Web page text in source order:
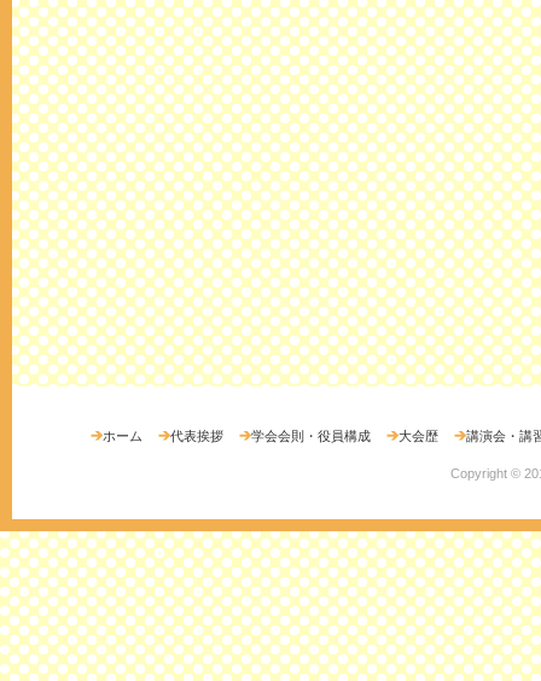
ホーム 代表挨拶 学会会則・役員構成 大会歴 講演会・講
Copyright ©